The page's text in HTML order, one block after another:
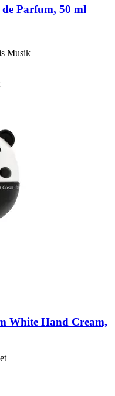
Parfum, 50 ml
Musik
White Hand Cream,